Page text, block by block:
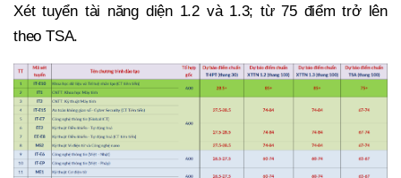
Xét tuyển tài năng diện 1.2 và 1.3; từ 75 điểm trở lên
theo TSA.